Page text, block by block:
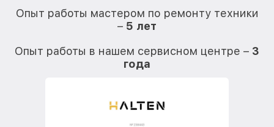
Опыт работы мастером по ремонту техники
– 5 лет
Опыт работы в нашем сервисном центре – 3
года